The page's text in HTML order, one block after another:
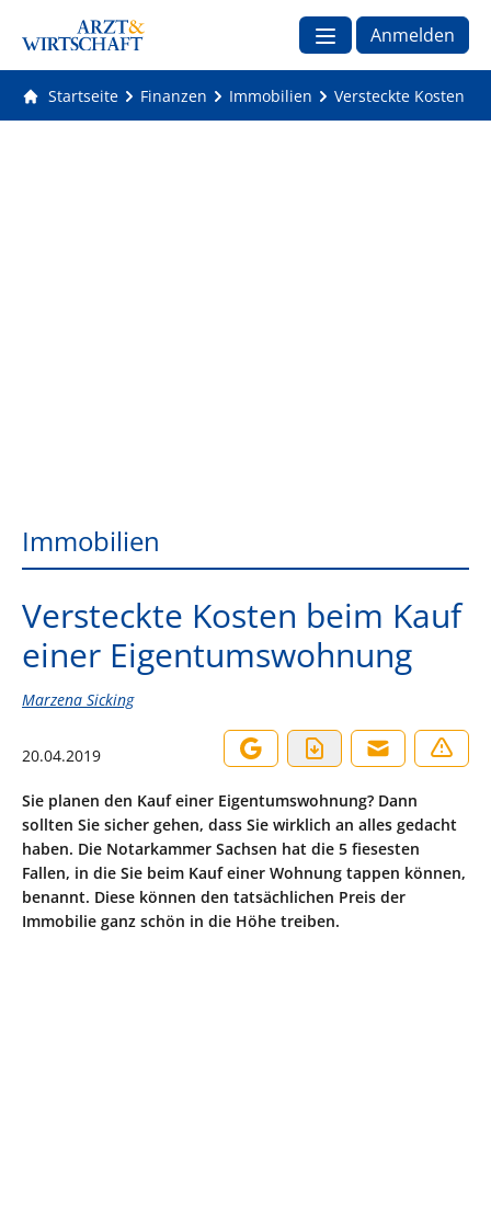
Anmelden
Startseite Finanzen Immobilien Versteckte Kosten
Immobilien
Versteckte Kosten beim Kauf
einer Eigentumswohnung
Marzena Sicking
20.04.2019
Sie planen den Kauf einer Eigentumswohnung? Dann
sollten Sie sicher gehen, dass Sie wirklich an alles gedacht
haben. Die Notarkammer Sachsen hat die 5 fiesesten
Fallen, in die Sie beim Kauf einer Wohnung tappen können,
benannt. Diese können den tatsächlichen Preis der
Immobilie ganz schön in die Höhe treiben.